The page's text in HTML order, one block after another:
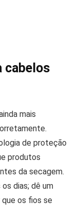
cabelos
mais
de proteção
produtos
da secagem.
dias; dê um
os fios se